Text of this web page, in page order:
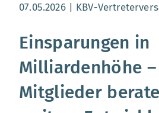
Aktualisierungsdatum:
07.05.2026 KBV-
Einsparungen in
Milliardenhöhe –
Mitglieder